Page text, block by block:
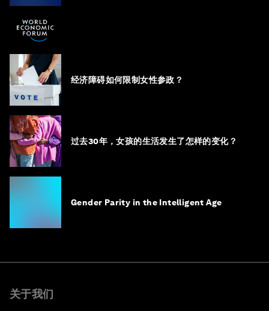
经济障碍如何限制女性参政？
过去30年，女孩的生活发生了怎样的变化？
Gender Parity in the Intelligent Age
关于我们